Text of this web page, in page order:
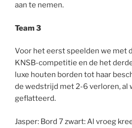
aan te nemen.
Team 3
Voor het eerst speelden we met
KNSB-competitie en de het
luxe houten borden tot haar
de wedstrijd met 2-6 verloren, al
geflatteerd.
Jasper: Bord 7 zwart: Al vroeg